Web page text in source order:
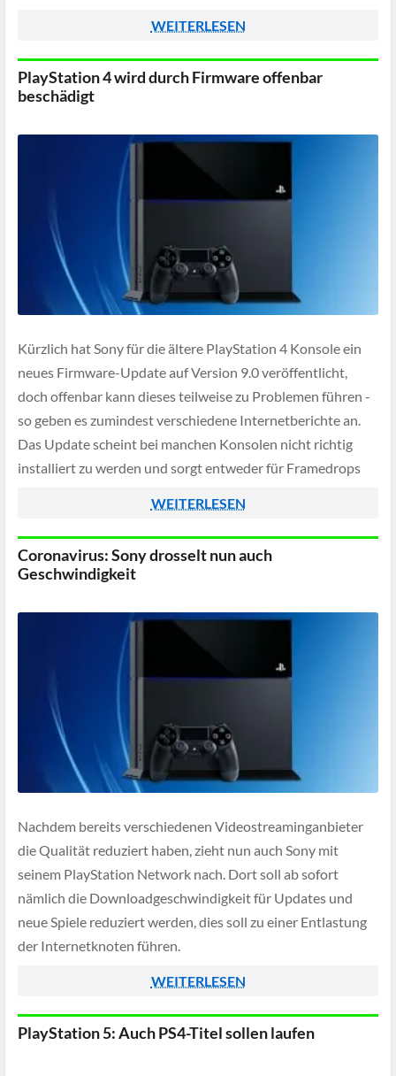
WEITERLESEN
PlayStation 4 wird durch Firmware offenbar
beschädigt
Kürzlich hat Sony für die ältere PlayStation 4 Konsole ein
neues Firmware-Update auf Version 9.0 veröffentlicht,
doch offenbar kann dieses teilweise zu Problemen führen -
so geben es zumindest verschiedene Internetberichte an.
Das Update scheint bei manchen Konsolen nicht richtig
installiert zu werden und sorgt entweder für Framedrops
WEITERLESEN
Coronavirus: Sony drosselt nun auch
Geschwindigkeit
Nachdem bereits verschiedenen Videostreaminganbieter
die Qualität reduziert haben, zieht nun auch Sony mit
seinem PlayStation Network nach. Dort soll ab sofort
nämlich die Downloadgeschwindigkeit für Updates und
neue Spiele reduziert werden, dies soll zu einer Entlastung
der Internetknoten führen.
WEITERLESEN
PlayStation 5: Auch PS4-Titel sollen laufen